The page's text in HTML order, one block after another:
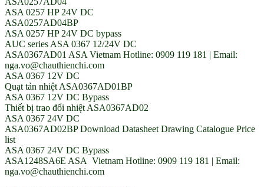
ASA 0257 HP 24V DC
ASA0257AD04BP
ASA 0257 HP 24V DC bypass
AUC series ASA 0367 12/24V DC
ASA0367AD01 ASA Vietnam Hotline: 0909 119 181 | Email:
nga.vo@chauthienchi.com
ASA 0367 12V DC
Quạt tản nhiệt ASA0367AD01BP
ASA 0367 12V DC Bypass
Thiết bị trao đổi nhiệt ASA0367AD02
ASA 0367 24V DC
ASA0367AD02BP Download Datasheet Drawing Catalogue Price
list
ASA 0367 24V DC Bypass
ASA1248SA6E ASA Vietnam Hotline: 0909 119 181 | Email:
nga.vo@chauthienchi.com